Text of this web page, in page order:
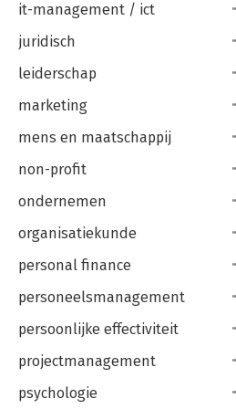
it-management / ict
juridisch
leiderschap
marketing
mens en maatschappij
non-profit
ondernemen
organisatiekunde
personal finance
personeelsmanagement
persoonlijke effectiviteit
projectmanagement
psychologie